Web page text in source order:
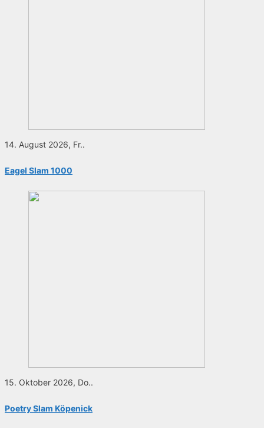
14. August 2026, Fr..
Eagel Slam 1000
15. Oktober 2026, Do..
Poetry Slam Köpenick